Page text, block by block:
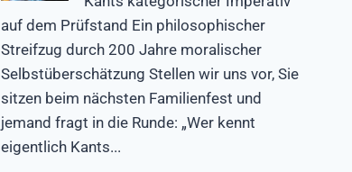
auf dem Prüfstand Ein philosophischer
Streifzug durch 200 Jahre moralischer
Selbstüberschätzung Stellen wir uns vor, Sie
sitzen beim nächsten Familienfest und
jemand fragt in die Runde: „Wer kennt
eigentlich Kants...